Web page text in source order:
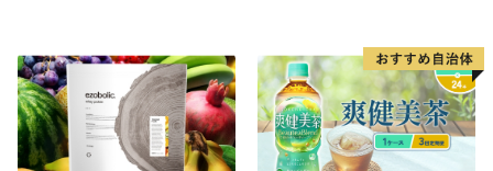
産 シリカ ミネラル 美容 備蓄
防災 長期保存 富士山 山梨県
忍野村